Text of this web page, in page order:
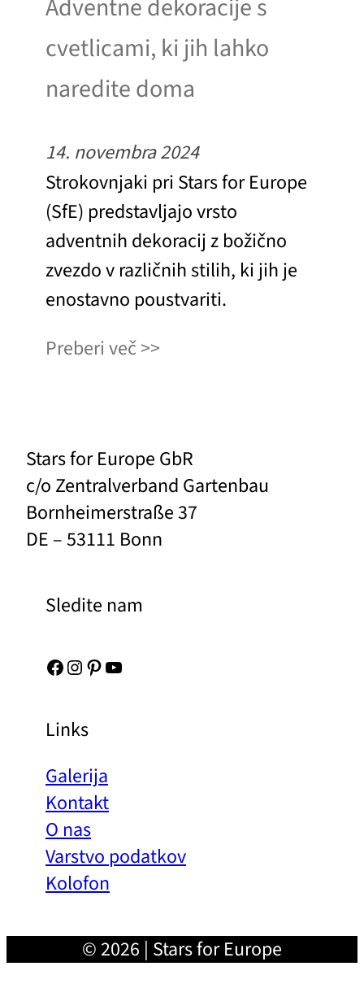
Adventne dekoracije s
cvetlicami, ki jih lahko
naredite doma
14. novembra 2024
Strokovnjaki pri Stars for Europe
(SfE) predstavljajo vrsto
adventnih dekoracij z božično
zvezdo v različnih stilih, ki jih je
enostavno poustvariti.
Preberi več
Stars for Europe GbR
c/o Zentralverband Gartenbau
Bornheimerstraße 37
DE – 53111 Bonn
Sledite nam
Facebook Instagram Pinterest YouTube
Links
Galerija
Kontakt
O nas
Varstvo podatkov
Kolofon
© 2026 | Stars for Europe